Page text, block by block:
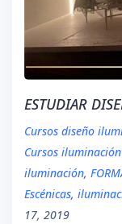
ESTUDIAR
Cursos diseño
Cursos
iluminación,
Escénicas,
17, 2019